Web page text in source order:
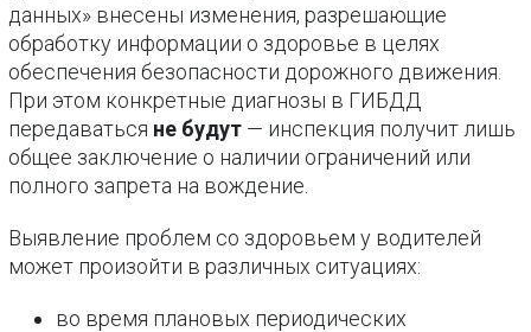
данных» внесены изменения, разрешающие
обработку информации о здоровье в целях
обеспечения безопасности дорожного движения.
При этом конкретные диагнозы в ГИБДД
передаваться не будут — инспекция получит лишь
общее заключение о наличии ограничений или
полного запрета на вождение.
Выявление проблем со здоровьем у водителей
может произойти в различных ситуациях:
во время плановых периодических